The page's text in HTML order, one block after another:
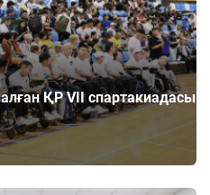
ҚР VII cпартакиадасы